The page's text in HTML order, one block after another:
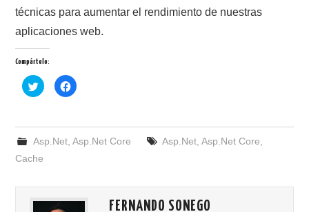
técnicas para aumentar el rendimiento de nuestras
aplicaciones web.
Compártelo:
H
a
i
p
r
p
H
a
i
p
p
Asp.Net, Asp.Net Core Asp.Net, Asp.Net Core
Cache
FERNANDO SONEGO